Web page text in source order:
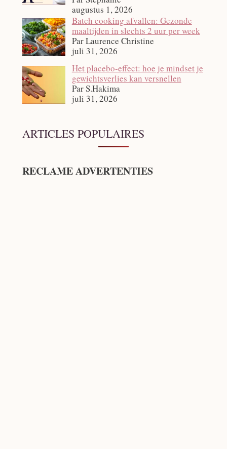
augustus 1, 2026
Batch cooking afvallen: Gezonde
maaltijden in slechts 2 uur per week
Par Laurence Christine
juli 31, 2026
Het placebo-effect: hoe je mindset je
gewichtsverlies kan versnellen
Par S.Hakima
juli 31, 2026
ARTICLES POPULAIRES
RECLAME ADVERTENTIES